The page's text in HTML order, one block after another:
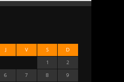
J V S D
1
2
6 7 8
9